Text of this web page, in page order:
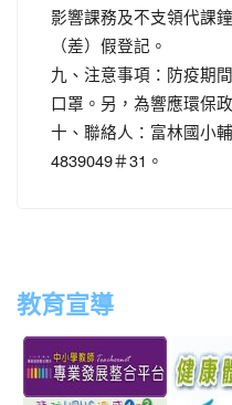
影響課務及不支領代課
（差）假登記。
九、注意事項：防疫期
口罩。另，為響應環保
十、聯絡人：富林國小
4839049＃31。
教育宣導
to
link
to